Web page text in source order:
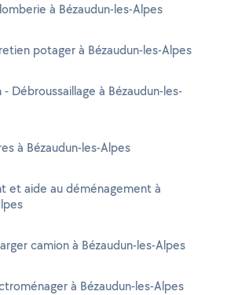
à Bézaudun-les-Alpes
potager à Bézaudun-les-Alpes
Débroussaillage à Bézaudun-les-
à Bézaudun-les-Alpes
et aide au déménagement à
camion à Bézaudun-les-Alpes
à Bézaudun-les-Alpes